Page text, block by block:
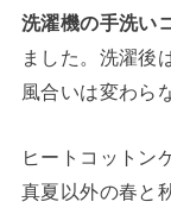
洗濯機の手洗い
ました。洗濯後
風合いは変わら
ヒートコットン
真夏以外の春と